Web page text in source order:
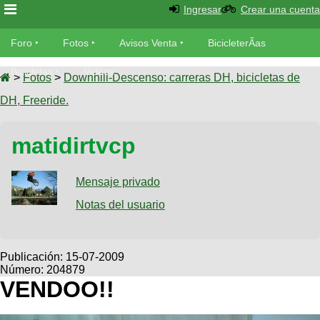
Foro
Foro
TÃ©cnica
Fotos
tu foto
Galeria
XC
Viajes
Descenso
SUBÃ
tu
Buscar
Ultimos
Fotos
BicicleterÃ­
as
Bicicletas
Tandem
Videos
Cicloturismo
Ingresar Crear una cuenta
Foro Fotos Avisos Venta BicicleterÃ­as
Bicicletas Videos
> Fotos > Downhill-Descenso: carreras DH, bicicletas de
DH, Freeride.
matidirtvcp
Mensaje privado
Notas del usuario
Publicación: 15-07-2009
Número: 204879
VENDOO!!